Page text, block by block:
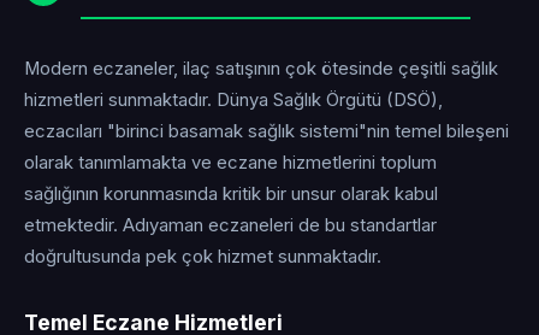
Modern eczaneler, ilaç satışının çok ötesinde çeşitli sağlık
hizmetleri sunmaktadır. Dünya Sağlık Örgütü (DSÖ),
eczacıları "birinci basamak sağlık sistemi"nin temel bileşeni
olarak tanımlamakta ve eczane hizmetlerini toplum
sağlığının korunmasında kritik bir unsur olarak kabul
etmektedir. Adıyaman eczaneleri de bu standartlar
doğrultusunda pek çok hizmet sunmaktadır.
Temel Eczane Hizmetleri